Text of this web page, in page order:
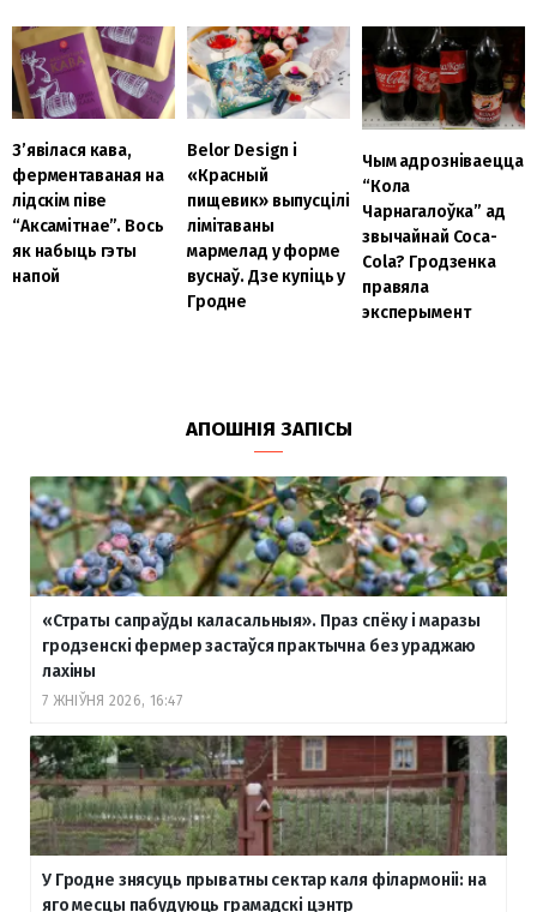
З’явілася кава,
ферментаваная на
лідскім піве
“Аксамітнае”. Вось
як набыць гэты
напой
Belor Design і
«Красный
пищевик» выпусцілі
лімітаваны
мармелад у форме
вуснаў. Дзе купіць у
Гродне
Чым адрозніваецца
“Кола
Чарнагалоўка” ад
звычайнай Coca-
Cola? Гродзенка
правяла
эксперымент
АПОШНІЯ ЗАПІСЫ
«Страты сапраўды каласальныя». Праз спёку і маразы
гродзенскі фермер застаўся практычна без ураджаю
лахіны
7 ЖНІЎНЯ 2026, 16:47
У Гродне знясуць прыватны сектар каля філармоніі: на
яго месцы пабудуюць грамадскі цэнтр